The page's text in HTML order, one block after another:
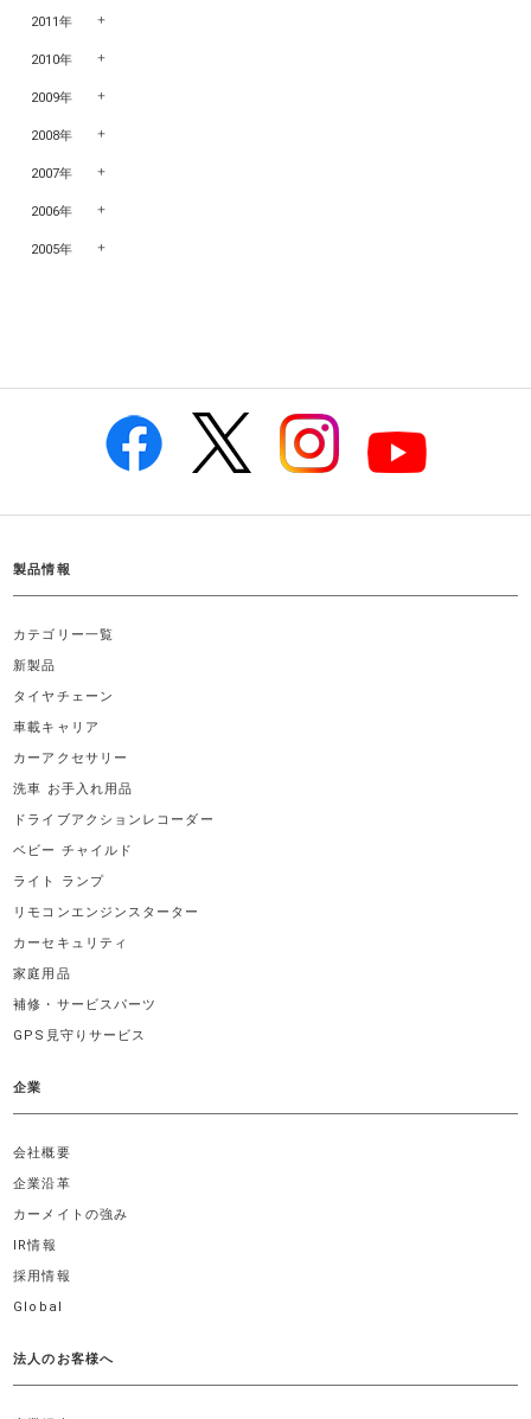
2011年
2010年
2009年
2008年
2007年
2006年
2005年
製品情報
カテゴリー一覧
新製品
タイヤチェーン
車載キャリア
カーアクセサリー
洗車 お手入れ用品
ドライブアクションレコーダー
ベビー チャイルド
ライト ランプ
リモコンエンジンスターター
カーセキュリティ
家庭用品
補修・サービスパーツ
GPS見守りサービス
企業
会社概要
企業沿革
カーメイトの強み
IR情報
採用情報
Global
法人のお客様へ